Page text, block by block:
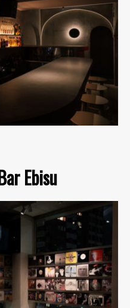
Ebisu